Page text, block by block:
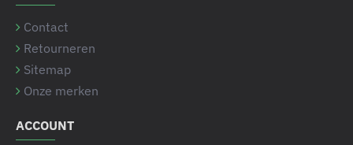
Contact
Retourneren
Sitemap
Onze merken
ACCOUNT